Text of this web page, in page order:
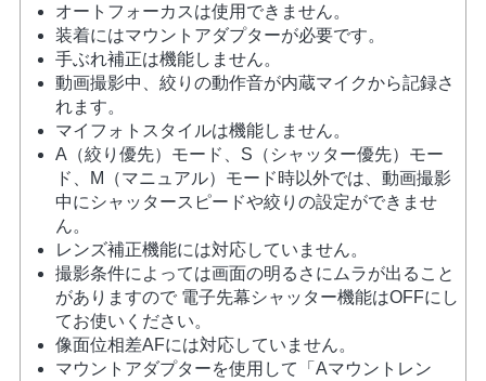
オートフォーカスは使用できません。
装着にはマウントアダプターが必要です。
手ぶれ補正は機能しません。
動画撮影中、絞りの動作音が内蔵マイクから記録さ
れます。
マイフォトスタイルは機能しません。
A（絞り優先）モード、S（シャッター優先）モー
ド、M（マニュアル）モード時以外では、動画撮影
中にシャッタースピードや絞りの設定ができませ
ん。
レンズ補正機能には対応していません。
撮影条件によっては画面の明るさにムラが出ること
がありますので 電子先幕シャッター機能はOFFにし
てお使いください。
像面位相差AFには対応していません。
マウントアダプターを使用して「Aマウントレン